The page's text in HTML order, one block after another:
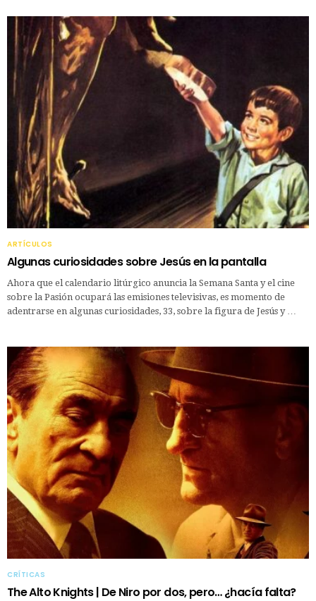
ARTÍCULOS
Algunas curiosidades sobre Jesús en la pantalla
Ahora que el calendario litúrgico anuncia la Semana Santa y el cine
sobre la Pasión ocupará las emisiones televisivas, es momento de
adentrarse en algunas curiosidades, 33, sobre la figura de Jesús y …
CRÍTICAS
The Alto Knights | De Niro por dos, pero… ¿hacía falta?